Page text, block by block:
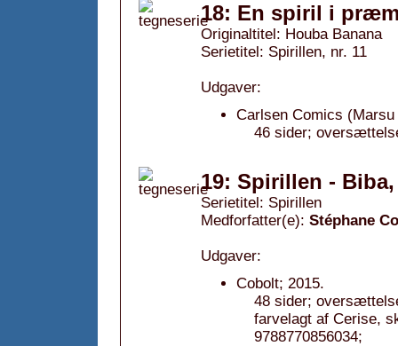
18: En spiril i
Originaltitel: Houba Banana
Serietitel: Spirillen, nr. 11
Udgaver:
Carlsen Comics
46 sider;
19: Spirillen - Biba,
Serietitel: Spirillen
Medforfatter(e): Stéphane
Udgaver:
Cobolt; 2015.
48 sider;
farvelagt af Cerise,
9788770856034;